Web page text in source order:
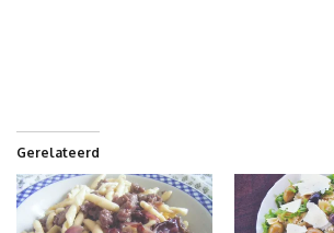
Gerelateerd